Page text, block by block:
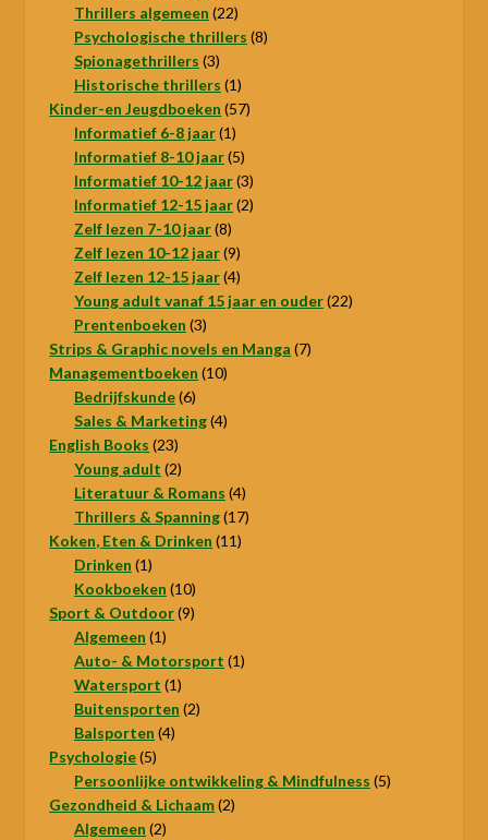
producten
Thrillers algemeen 2222
producten
Psychologische thrillers 88
Spionagethrillers 33
producten
Historische thrillers 11
product
Kinder-en Jeugdboeken 5757
Informatief 6-8 jaar 11
product
Informatief 8-10 jaar 55
producten
Informatief 10-12 jaar 33
producten
Informatief 12-15 jaar 22
Zelf lezen 7-10 jaar 88
producten
Zelf lezen 10-12 jaar 99
producten
Zelf lezen 12-15 jaar 44
producten
Young adult vanaf 15 jaar en ouder 2222
Prentenboeken 33
producten
Strips & Graphic novels en Manga 77
Managementboeken 1010
Bedrijfskunde 66
producten
Sales & Marketing 44
English Books 2323
producten
Young adult 22
producten
Literatuur & Romans 44
producten
Thrillers & Spanning 1717
Koken, Eten & Drinken 1111
Drinken 11
product
Kookboeken 1010
producten
Sport & Outdoor 99
Algemeen 11
product
Auto- & Motorsport 11
Watersport 11
product
Buitensporten 22
Balsporten 44
Psychologie 55
producten
Persoonlijke ontwikkeling & Mindfulness 55
Gezondheid & Lichaam 22
Algemeen 22